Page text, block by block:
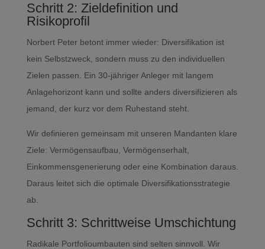
Schritt 2: Zieldefinition und
Risikoprofil
Norbert Peter betont immer wieder: Diversifikation ist
kein Selbstzweck, sondern muss zu den individuellen
Zielen passen. Ein 30-jähriger Anleger mit langem
Anlagehorizont kann und sollte anders diversifizieren als
jemand, der kurz vor dem Ruhestand steht.
Wir definieren gemeinsam mit unseren Mandanten klare
Ziele: Vermögensaufbau, Vermögenserhalt,
Einkommensgenerierung oder eine Kombination daraus.
Daraus leitet sich die optimale Diversifikationsstrategie
ab.
Schritt 3: Schrittweise Umschichtung
Radikale Portfolioumbauten sind selten sinnvoll. Wir